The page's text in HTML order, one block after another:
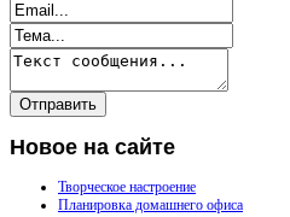
Новое на сайте
Творческое настроение
Планировка домашнего офиса